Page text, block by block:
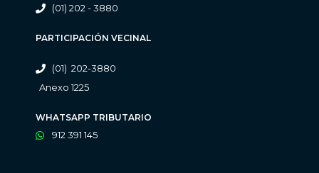
(01) 202 - 3880
PARTICIPACIÓN VECINAL
(01) 202-3880
Anexo 1225
WHATSAPP TRIBUTARIO
912 391 145